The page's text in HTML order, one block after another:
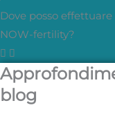
Dove posso
NOW-fertility?
blog